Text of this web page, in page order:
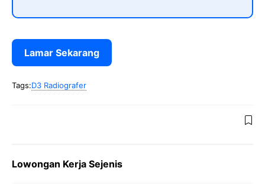
Lamar Sekarang
Tags:D3 Radiografer
Lowongan Kerja Sejenis